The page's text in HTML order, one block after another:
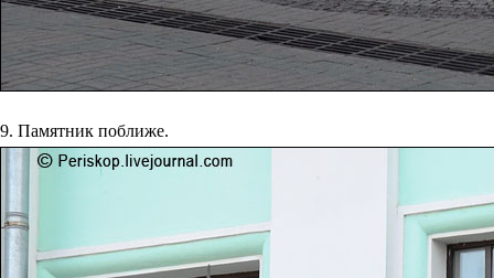
9. Памятник поближе.